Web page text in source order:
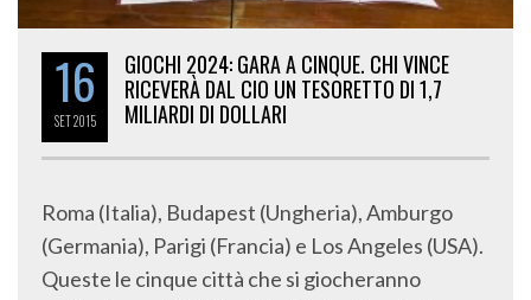
16
SET2015
GIOCHI 2024: GARA A CINQUE. CHI VINCE
RICEVERÀ DAL CIO UN TESORETTO DI 1,7
MILIARDI DI DOLLARI
Roma (Italia), Budapest (Ungheria), Amburgo
(Germania), Parigi (Francia) e Los Angeles (USA).
Queste le cinque città che si giocheranno